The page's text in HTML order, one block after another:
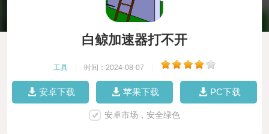
白鲸加速器打不开
工具 时间：2024-08-07
安卓下载 苹果下载 PC下载
安卓市场，安全绿色